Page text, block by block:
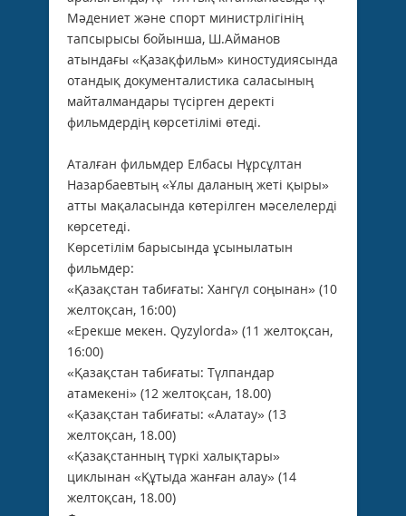
Мәдениет және спорт министрлігінің
тапсырысы бойынша, Ш.Айманов
атындағы «Қазақфильм» киностудиясында
отандық документалистика саласының
майталмандары түсірген деректі
фильмдердің көрсетілімі өтеді.
Аталған фильмдер Елбасы Нұрсұлтан
Назарбаевтың «Ұлы даланың жеті қыры»
атты мақаласында көтерілген мәселелерді
көрсетеді.
Көрсетілім барысында ұсынылатын
фильмдер:
«Қазақстан табиғаты: Хангүл соңынан» (10
желтоқсан, 16:00)
«Ерекше мекен. Qyzylorda» (11 желтоқсан,
16:00)
«Қазақстан табиғаты: Түлпандар
атамекені» (12 желтоқсан, 18.00)
«Қазақстан табиғаты: «Алатау» (13
желтоқсан, 18.00)
«Қазақстанның түркі халықтары»
циклынан «Құтыда жанған алау» (14
желтоқсан, 18.00)